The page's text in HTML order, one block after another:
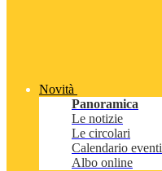
Novità
Panoramica
Le notizie
Le circolari
Calendario eventi
Albo online